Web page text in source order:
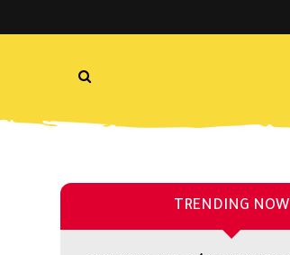
TRENDING NOW